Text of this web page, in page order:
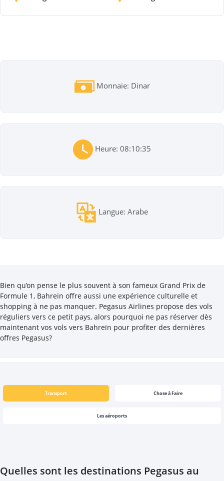
Monnaie: Dinar
Heure: 08:10:35
Langue: Arabe
Bien qu’on pense le plus souvent à son fameux Grand Prix de
Formule 1, Bahreïn offre aussi une expérience culturelle et
shopping à ne pas manquer. Pegasus Airlines propose des vols
réguliers vers ce petit pays, alors pourquoi ne pas réserver dès
maintenant vos vols vers Bahreïn pour profiter des dernières
offres Pegasus?
Transport Chose à Faire
Les aéroports
Quelles sont les destinations Pegasus au